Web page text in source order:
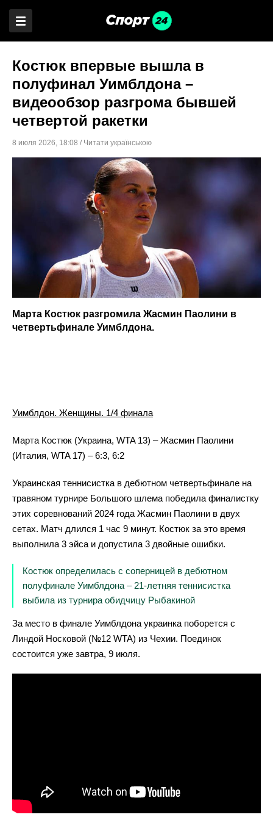
Костюк впервые вышла в
полуфинал Уимблдона –
видеообзор разгрома бывшей
четвертой ракетки
8 июля 2026, 18:08 / Читати українською
Марта Костюк разгромила Жасмин Паолини в
четвертьфинале Уимблдона.
Уимблдон. Женщины. 1/4 финала
Марта Костюк (Украина, WTA 13) – Жасмин Паолини
(Италия, WTA 17) – 6:3, 6:2
Украинская теннисистка в дебютном четвертьфинале на
травяном турнире Большого шлема победила финалистку
этих соревнований 2024 года Жасмин Паолини в двух
сетах. Матч длился 1 час 9 минут. Костюк за это время
выполнила 3 эйса и допустила 3 двойные ошибки.
Костюк определилась с соперницей в дебютном
полуфинале Уимблдона – 21-летняя теннисистка
выбила из турнира обидчицу Рыбакиной
За место в финале Уимблдона украинка поборется с
Линдой Носковой (№12 WTA) из Чехии. Поединок
состоится уже завтра, 9 июля.